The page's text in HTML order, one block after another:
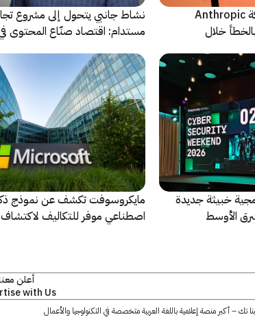
نماذج Claude AI من شركة Anthropic
خلال
نشاط جانبي يتحول إلى مشروع
مستدام: اقتصاد صنّاع المحتوى
خبيثة جديدة
الأوسط
مايكروسوفت تكشف عن نموذج
اصطناعي موفر للتكاليف لاكتشاف
أعلن
with Us
تك – أكبر منصة إعلامية باللغة العربية متخصصة في التكنولوجيا والأعمال